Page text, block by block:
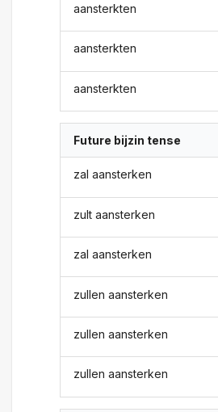
aansterkten
aansterkten
aansterkten
Future bijzin tense
zal aansterken
zult aansterken
zal aansterken
zullen aansterken
zullen aansterken
zullen aansterken